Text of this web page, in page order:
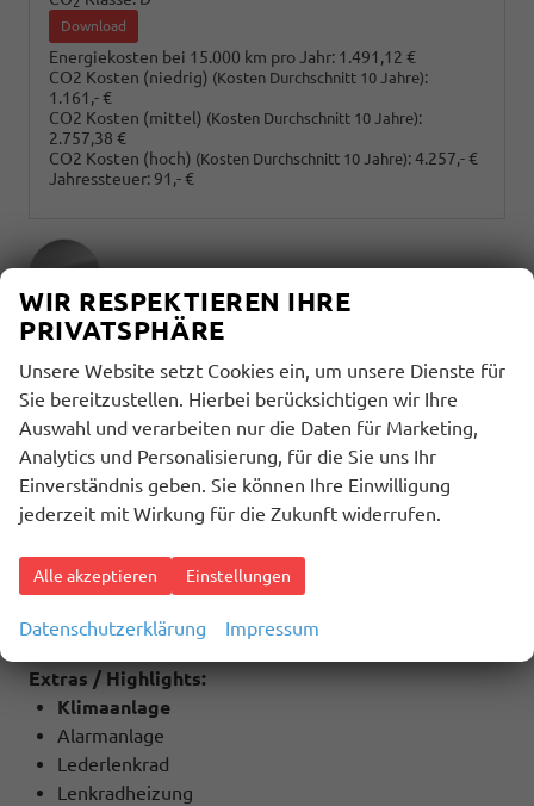
2
Download
Energiekosten bei 15.000 km pro Jahr: 1.491,12 €
CO2 Kosten (niedrig) (Kosten Durchschnitt 10 Jahre):
1.161,- €
CO2 Kosten (mittel) (Kosten Durchschnitt 10 Jahre):
2.757,38 €
CO2 Kosten (hoch) (Kosten Durchschnitt 10 Jahre):4.257,- €
Jahressteuer: 91,- €
Lumen Grey
Innenausstattung
Schwarz
BESCHREIBUNG
Extras / Highlights:
Klimaanlage
Alarmanlage
Lederlenkrad
Lenkradheizung
WIR RESPEKTIEREN IHRE
PRIVATSPHÄRE
Unsere Website setzt Cookies ein, um unsere Dienste für
Sie bereitzustellen. Hierbei berücksichtigen wir Ihre
Auswahl und verarbeiten nur die Daten für Marketing,
Analytics und Personalisierung, für die Sie uns Ihr
Einverständnis geben. Sie können Ihre Einwilligung
jederzeit mit Wirkung für die Zukunft widerrufen.
Alle akzeptieren Einstellungen
Datenschutzerklärung Impressum